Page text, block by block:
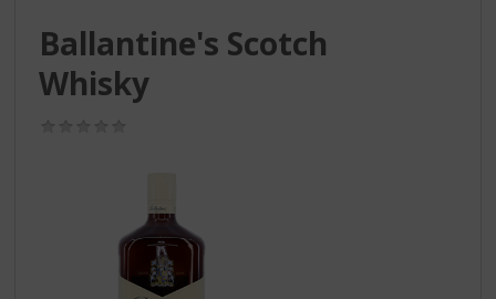
Ballantine's Scotch
Whisky